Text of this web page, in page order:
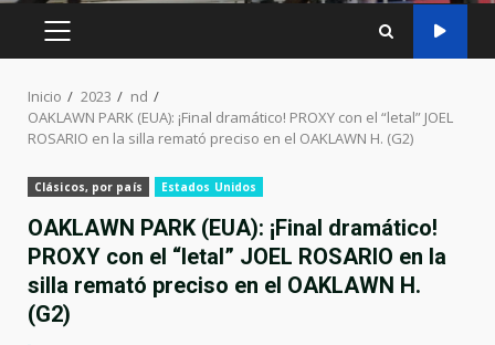
MENÚ
Inicio 2023
nd
OAKLAWN PARK (EUA): ¡Final dramático! PROXY con el “letal” JOEL
ROSARIO en la silla remató preciso en el OAKLAWN H. (G2)
Clásicos, por país Estados Unidos
OAKLAWN PARK (EUA): ¡Final dramático!
PROXY con el “letal” JOEL ROSARIO en la
silla remató preciso en el OAKLAWN H.
(G2)